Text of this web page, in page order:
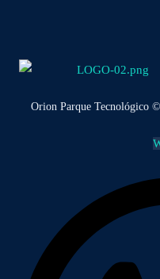
Orion Parque Tecnológico